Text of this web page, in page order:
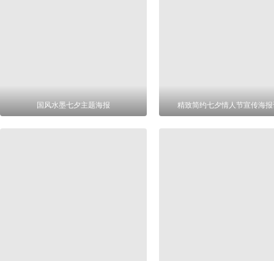
国风水墨七夕主题海报 精致简约七夕情人节宣传海